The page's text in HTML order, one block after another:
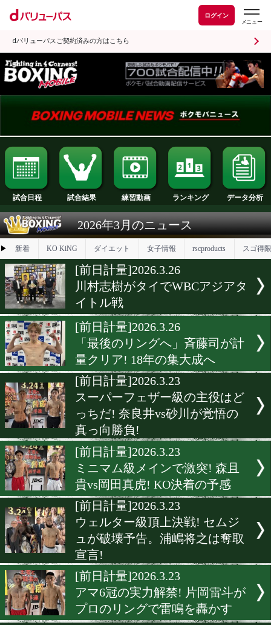
ログイン
dバリューパスご契約済みの方はこちら
試合日程 試合結果 練習動画 ランキング
2026年3月のニュース
▶ 新着 KO KiNG ダイエット
[前日計量]2026.3.26
川村志樹がタイでWBCア
イトル戦
[前日計量]2026.3.26
「最後のリングへ」斉藤司
量クリア! 18年の集大成へ
[前日計量]2026.3.23
スーパーフェザー級の主役
っちだ! 奈良井vs砂川が覚
真っ向勝負!
[前日計量]2026.3.23
ミニマム級メインで激突!
貴vs岡田真虎! KO決着の予
[前日計量]2026.3.23